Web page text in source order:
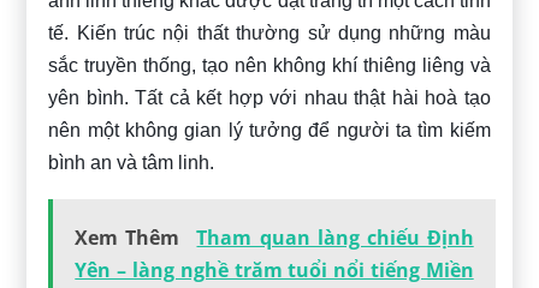
tế. Kiến trúc nội thất thường sử dụng những màu
sắc truyền thống, tạo nên không khí thiêng liêng và
yên bình. Tất cả kết hợp với nhau thật hài hoà tạo
nên một không gian lý tưởng để người ta tìm kiếm
bình an và tâm linh.
Xem Thêm
Tham quan làng chiếu Định
Yên – làng nghề trăm tuổi nổi tiếng Miền